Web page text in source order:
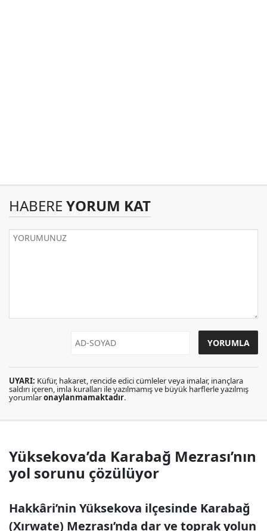
HABERE YORUM KAT
UYARI: Küfür, hakaret, rencide edici cümleler veya imalar, inançlara
saldırı içeren, imla kuralları ile yazılmamış ve büyük harflerle yazılmış
yorumlaronaylanmamaktadır.
Yüksekova’da Karabağ Mezrası’nın
yol sorunu çözülüyor
Hakkâri’nin Yüksekova ilçesinde Karabağ
(Xırwate) Mezrası’nda dar ve toprak yolun